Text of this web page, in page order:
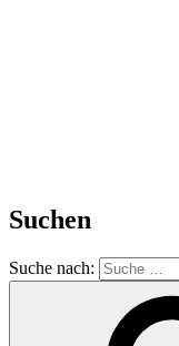
Suchen
Suche nach: